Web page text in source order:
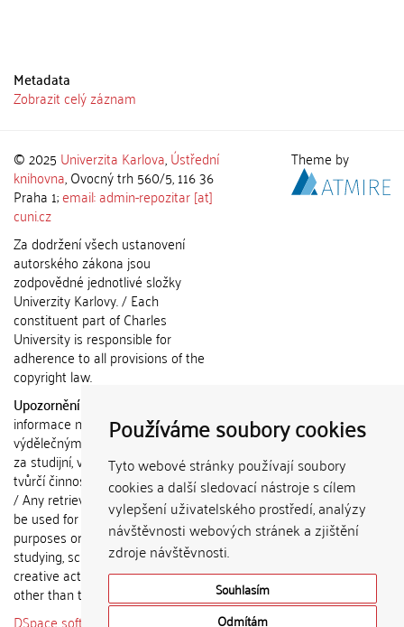
Používáme soubory cookies
Tyto webové stránky používají soubory
cookies a další sledovací nástroje s cílem
vylepšení uživatelského prostředí, analýzy
návštěvnosti webových stránek a zjištění
zdroje návštěvnosti.
Souhlasím
Odmítám
Metadata
Zobrazit celý záznam
© 2025 Univerzita Karlova,Ústřední
knihovna, Ovocný trh 560/5, 116 36
Praha 1;email: admin-repozitar [at]
cuni.cz
Za dodržení všech ustanovení
autorského zákona jsou
zodpovědné jednotlivé složky
Univerzity Karlovy. / Each
constituent part of Charles
University is responsible for
adherence to all provisions of the
copyright law.
Upozornění / Notice:
informace nemohou být použity k
výdělečným účelům nebo vydávány
za studijní, vědeckou nebo jinou
tvůrčí činnost jiné osoby než autora.
/ Any retrieved information shall not
be used for any commercial
purposes or claimed as results of
studying, scientific or any other
creative activities of any person
other than the author.
DSpace software
copyright © 2002-
Theme by